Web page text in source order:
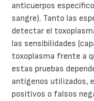
anticuerpos
sangre). Tanto las
detectar el
las sensibilidades
toxoplasma frente a
estas pruebas
antígenos utilizados,
positivos o falsos